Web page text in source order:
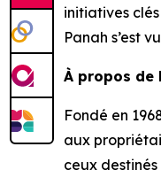
initiatives
Panah s’est
À propos de
Fondé en
aux
ceux